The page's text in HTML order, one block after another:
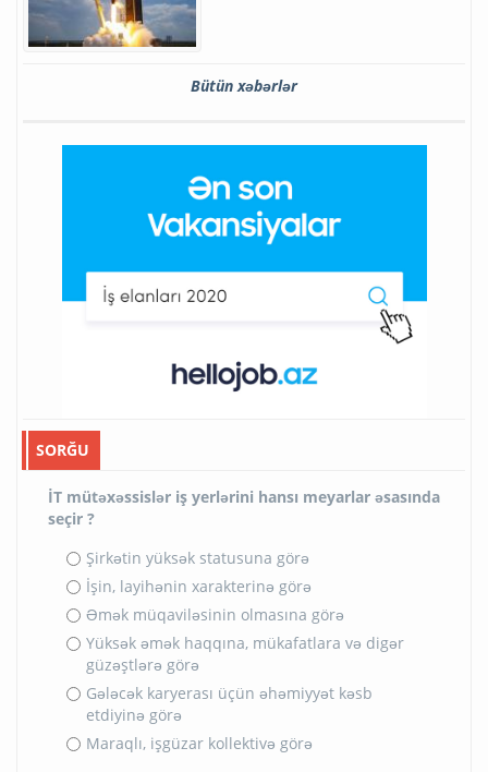
Bütün xəbərlər
SORĞU
İT mütəxəssislər iş yerlərini hansı meyarlar əsasında
seçir ?
Şirkətin yüksək statusuna görə
İşin, layihənin xarakterinə görə
Əmək müqaviləsinin olmasına görə
Yüksək əmək haqqına, mükafatlara və digər
güzəştlərə görə
Gələcək karyerası üçün əhəmiyyət kəsb
etdiyinə görə
Maraqlı, işgüzar kollektivə görə